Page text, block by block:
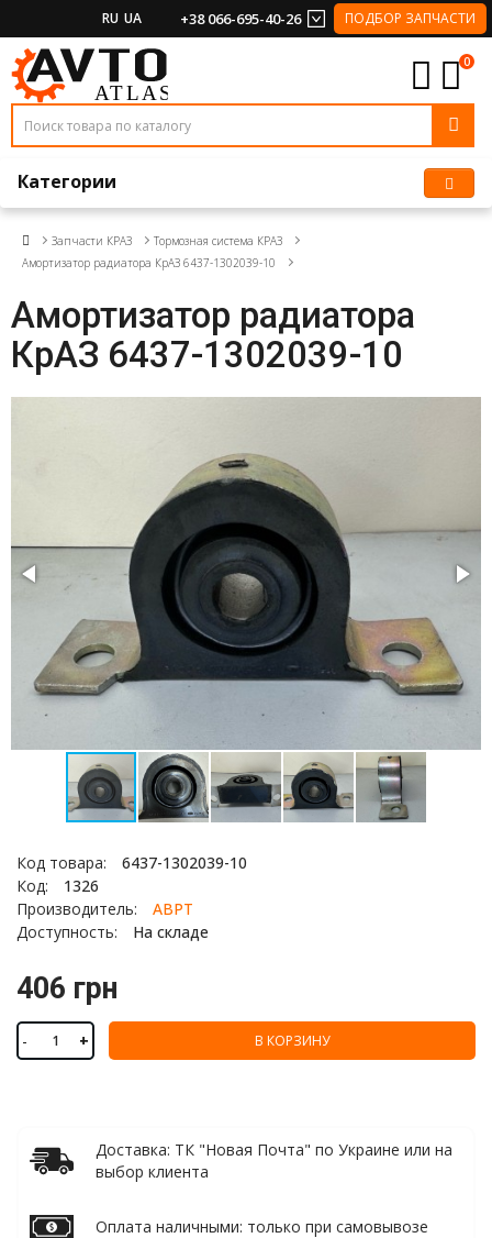
RU UA +38 066-695-40-26 ПОДБОР ЗАПЧАСТИ
0
Категории
Запчасти КРАЗ
Тормозная система КРАЗ
Амортизатор радиатора КрАЗ 6437-1302039-10
Амортизатор радиатора
КрАЗ 6437-1302039-10
Код товара:
6437-1302039-10
Код:
1326
Производитель:
АВРТ
Доступность:
На складе
406 грн
- + В КОРЗИНУ
Доставка: ТК "Новая Почта" по Украине или на
выбор клиента
Оплата наличными: только при самовывозе